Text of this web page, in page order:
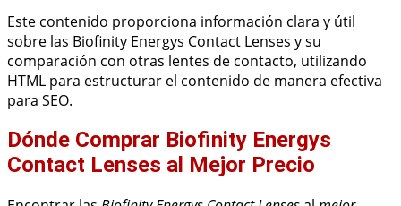
Este contenido proporciona información clara y útil
sobre las Biofinity Energys Contact Lenses y su
comparación con otras lentes de contacto, utilizando
HTML para estructurar el contenido de manera efectiva
para SEO.
Dónde Comprar Biofinity Energys
Contact Lenses al Mejor Precio